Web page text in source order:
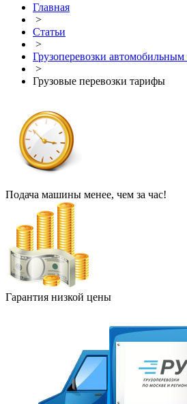
Главная
>
Статьи
>
Грузоперевозки
>
Грузовые перевозки тарифы
Подача машины менее, чем за час!
Гарантия низкой цены